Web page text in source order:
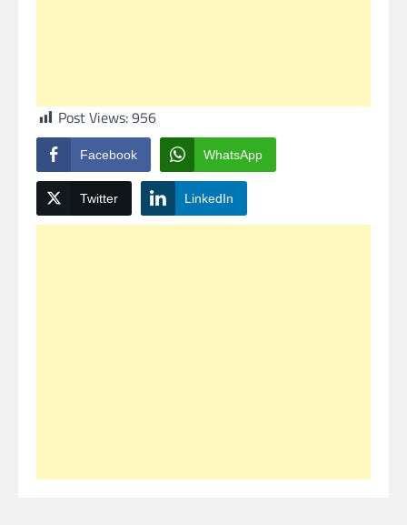
Post Views:956
Facebook WhatsApp
Twitter LinkedIn